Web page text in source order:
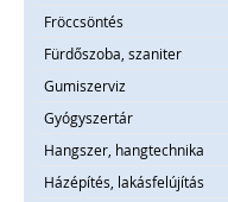
Fröccsöntés
Fürdőszoba, szaniter
Gumiszerviz
Gyógyszertár
Hangszer, hangtechnika
Házépítés, lakásfelújítás